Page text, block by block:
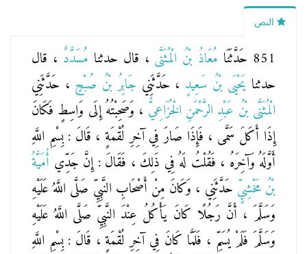
النص
851 حَدَّثَنَا مُعَاذُ بْنُ الْمُثَنَّى ، قال حدثنا مُسَدَّدٌ ، قال
حدثنا يَحْيَى بْنُ سَعِيدٍ ، حَدَّثَنِي جَابِرُ بْنُ صُبْحٍ ، حَدَّثَنِي
الْمُثَنَّى بْنُ عَبْدِ الرَّحْمَنِ الْخُزَاعِيُّ ، وَصَحِبْتُهُ إِلَى وَاسِطٍ فَكَانَ
إِذَا أَكَلَ سَمَّى ، فَإِذَا صَارَ فِي آخِرِ لُقْمَةٍ ، قَالَ : بِسْمِ اللَّهِ
أَوَّلَهُ وَآخِرَهُ ، فَقُلْتُ لَهُ فِي ذَلِكَ ، فَقَالَ : إِنَّ جَدِّي أُمَيَّةُ
بْنُ مَخْشِيٍّ حَدَّثَنِي ، وَكَانَ مِنْ أَصْحَابِ النَّبِيِّ صَلَّى اللَّهُ عَلَيْهِ
وَسَلَّمَ ، أَنَّ رَجُلًا كَانَ يَأْكُلُ عِنْدَ النَّبِيِّ صَلَّى اللَّهُ عَلَيْهِ
وَسَلَّمَ فَلَمْ يُسَمِّ ، فَلَمَّا كَانَ فِي آخِرِ لُقْمَةٍ ، قَالَ : بِسْمِ اللَّهِ